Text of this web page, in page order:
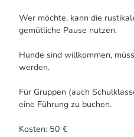
Wer möchte, kann die
gemütliche Pause nutzen.
Hunde sind willkommen,
werden.
Für Gruppen (auch
eine Führung zu buchen.
Kosten: 50 €